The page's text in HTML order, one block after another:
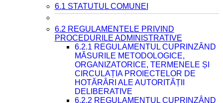
6.1 STATUTUL COMUNEI
6.2 REGULAMENTELE PRIVIND
PROCEDURILE ADMINISTRATIVE
6.2.1 REGULAMENTUL CUPRINZÂND
MĂSURILE METODOLOGICE,
ORGANIZATORICE, TERMENELE ȘI
CIRCULAȚIA PROIECTELOR DE
HOTĂRÂRI ALE AUTORITĂȚII
DELIBERATIVE
6.2.2 REGULAMENTUL CUPRINZÂND